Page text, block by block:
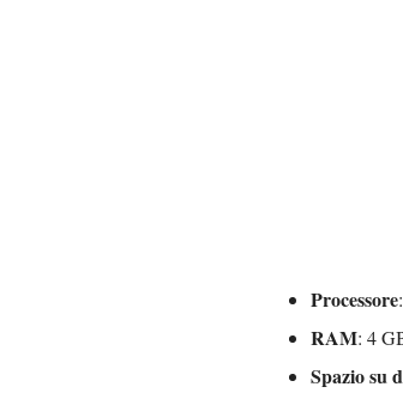
Processore
RAM: 4
Spazio su